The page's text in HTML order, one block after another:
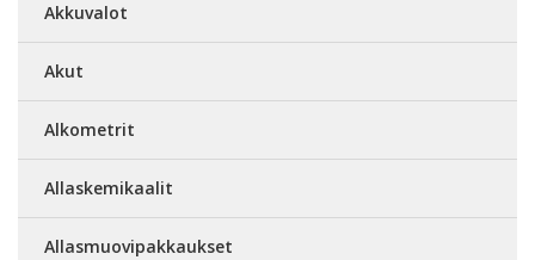
Akkuvalot
Akut
Alkometrit
Allaskemikaalit
Allasmuovipakkaukset